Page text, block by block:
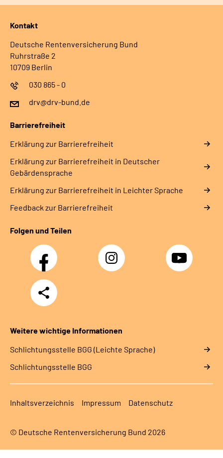
Kontakt
Deutsche Rentenversicherung Bund
Ruhrstraße 2
10709 Berlin
030 865 - 0
drv@drv-bund.de
Barrierefreiheit
Erklärung zur Barrierefreiheit
Erklärung zur Barrierefreiheit in Deutscher
Gebärdensprache
Erklärung zur Barrierefreiheit in Leichter Sprache
Feedback zur Barrierefreiheit
Folgen und Teilen
Facebook Instagram YouTube
Teilen
Weitere wichtige Informationen
Schlich­tungs­stel­le BGG (Leichte Sprache)
Schlich­tungs­stel­le BGG
Inhaltsverzeichnis Impressum Datenschutz
© Deutsche Rentenversicherung Bund 2026